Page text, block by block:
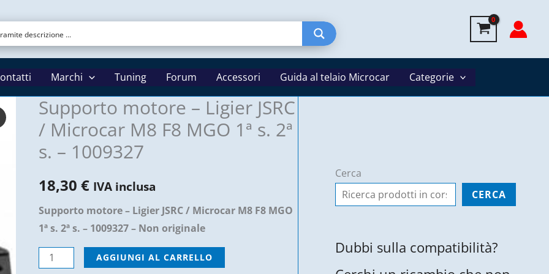
Marchi Tuning Forum Accessori Guida al telaio Microcar Categorie
Supporto motore – Ligier JSRC
/ Microcar M8 F8 MGO 1ª s. 2ª
s. – 1009327
18,30€ IVA inclusa
Supporto motore – Ligier JSRC / Microcar M8 F8 MGO
1ª s. 2ª s. – 1009327 – Non originale
Supporto
AGGIUNGI AL CARRELLO
Cerca
CERCA
Dubbi sulla compatibilità?
Ligier
JSRC
/
Microcar
M8
quantità